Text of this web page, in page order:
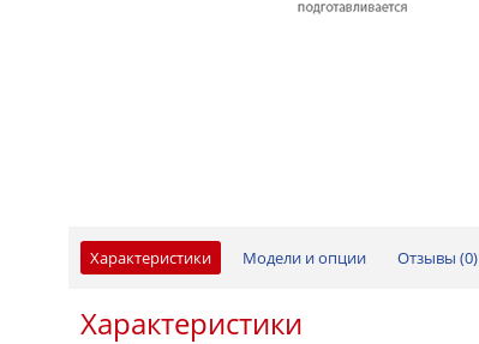
Характеристики Модели и опции Отзывы (0)
Характеристики